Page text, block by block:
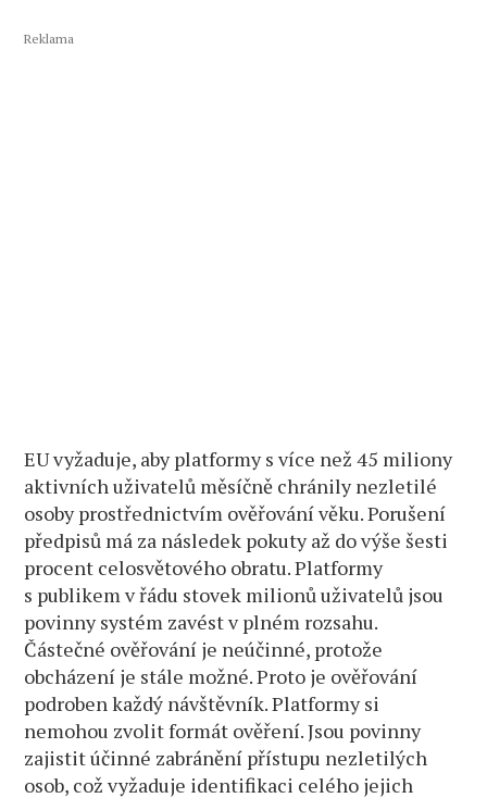
Reklama
EU vyžaduje, aby platformy s více než 45 miliony
aktivních uživatelů měsíčně chránily nezletilé
osoby prostřednictvím ověřování věku. Porušení
předpisů má za následek pokuty až do výše šesti
procent celosvětového obratu. Platformy
s publikem v řádu stovek milionů uživatelů jsou
povinny systém zavést v plném rozsahu.
Částečné ověřování je neúčinné, protože
obcházení je stále možné. Proto je ověřování
podroben každý návštěvník. Platformy si
nemohou zvolit formát ověření. Jsou povinny
zajistit účinné zabránění přístupu nezletilých
osob, což vyžaduje identifikaci celého jejich